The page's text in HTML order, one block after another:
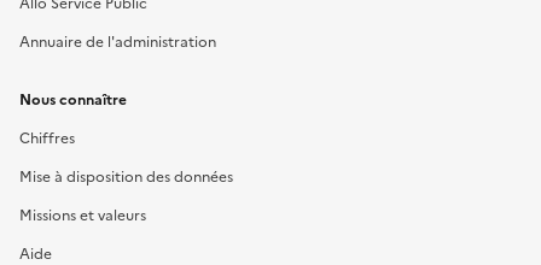
Annuaire de l'administration
Nous connaître
Chiffres
Mise à disposition des données
Missions et valeurs
Aide